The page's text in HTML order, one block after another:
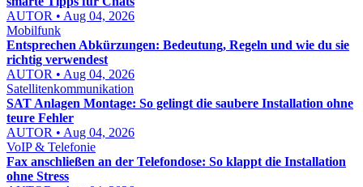
AUTOR • Aug 04, 2026
Mobilfunk
Entsprechen Abkürzungen: Bedeutung, Regeln und wie du sie
richtig verwendest
AUTOR • Aug 04, 2026
Satellitenkommunikation
SAT Anlagen Montage: So gelingt die saubere Installation ohne
teure Fehler
AUTOR • Aug 04, 2026
VoIP & Telefonie
Fax anschließen an der Telefondose: So klappt die Installation
ohne Stress